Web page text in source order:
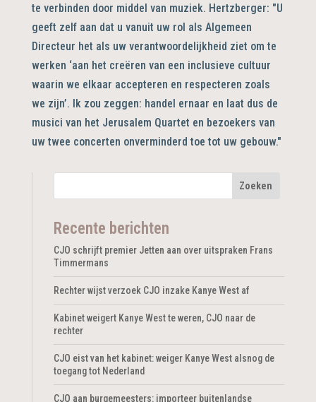
te verbinden door middel van muziek. Hertzberger: "U
geeft zelf aan dat u vanuit uw rol als Algemeen
Directeur het als uw verantwoordelijkheid ziet om te
werken ‘aan het creëren van een inclusieve cultuur
waarin we elkaar accepteren en respecteren zoals
we zijn’. Ik zou zeggen: handel ernaar en laat dus de
musici van het Jerusalem Quartet en bezoekers van
uw twee concerten onverminderd toe tot uw gebouw."
Recente berichten
CJO schrijft premier Jetten aan over uitspraken Frans
Timmermans
Rechter wijst verzoek CJO inzake Kanye West af
Kabinet weigert Kanye West te weren, CJO naar de
rechter
CJO eist van het kabinet: weiger Kanye West alsnog de
toegang tot Nederland
CJO aan burgemeesters: importeer buitenlandse